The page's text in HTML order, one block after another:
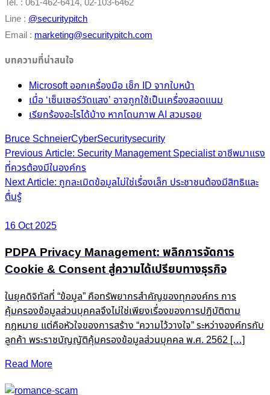
Line : @securitypitch
Email : marketing@securitypitch.com
บทความที่น่าสนใจ
Microsoft ออกเครื่องมือ เช็ก ID จากใบหน้า
เมื่อ ‘เซ็นเซอร์วัดแสง’ อาจถูกใช้เป็นเครื่องสอดแนม
เรียกร้องอะไรได้บ้าง หากโดนภาพ AI สวมรอย
Bruce SchneierCyberSecuritysecurity
Post
navigation
Previous Article: Security Management Specialist อาชีพมาแรง
ที่ควรต้องมีในองค์กร
Next Article: ถูกละเมิดข้อมูลไม่ใช่เรื่องเล็ก ประชาชนต้องมีสิทธิและ
ตื่นรู้
16 Oct 2025
PDPA Privacy Management: พลิกการจัดการ
Cookie & Consent สู่ความได้เปรียบทางธุรกิจ
ในยุคดิจิทัลที่ “ข้อมูล” คือทรัพยากรสำคัญของทุกองค์กร การ
คุ้มครองข้อมูลส่วนบุคคลจึงไม่ใช่เพียงเรื่องของการปฏิบัติตาม
กฎหมาย แต่คือหัวใจของการสร้าง “ความไว้วางใจ” ระหว่างองค์กรกับ
ลูกค้า พระราชบัญญัติคุ้มครองข้อมูลส่วนบุคคล พ.ศ. 2562 […]
Read More